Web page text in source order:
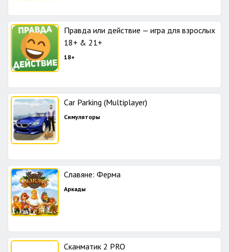
Правда или действие — игра для взрослых
18+ & 21+
18+
Car Parking (Multiplayer)
Симуляторы
Славяне: Ферма
Аркады
Сканматик 2 PRO